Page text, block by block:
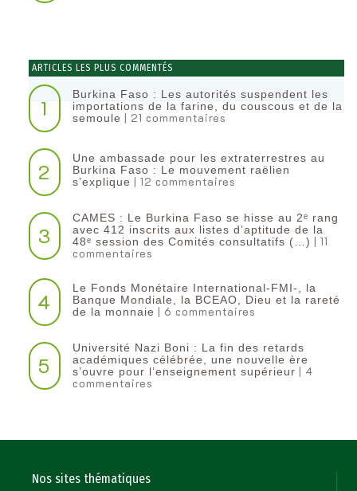
ARTICLES LES PLUS COMMENTÉS
1
Burkina Faso : Les autorités suspendent les
importations de la farine, du couscous et de la
semoule | 21 commentaires
2
Une ambassade pour les extraterrestres au
Burkina Faso : Le mouvement raëlien
s’explique | 12 commentaires
3
CAMES : Le Burkina Faso se hisse au 2ᵉ rang
avec 412 inscrits aux listes d’aptitude de la
48ᵉ session des Comités consultatifs (…) | 11
commentaires
4
Le Fonds Monétaire International-FMI-, la
Banque Mondiale, la BCEAO, Dieu et la rareté
de la monnaie | 6 commentaires
5
Université Nazi Boni : La fin des retards
académiques célébrée, une nouvelle ère
s’ouvre pour l’enseignement supérieur | 4
commentaires
Nos sites thématiques